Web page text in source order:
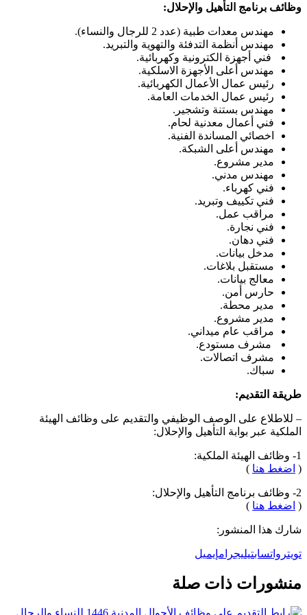
وظائف برنامج التأهيل والإحلال:
مهندس معدات طبية (عدد 2 للرجال والنساء).
مهندس أنظمة التدفئة والتهوية والتبريد.
فني أجهزة الكترونية وكهربائية.
مهندس أعلى الأجهزة الاسلكية.
رئيس عمال الأعمال الكهربائية.
رئيس عمال الخدمات العامة.
مهندس بستنة وتشجير.
فني أعمال معدنية لحام.
اخصائي المساندة الفنية.
مهندس أعلى الشبكة.
مدير مشروع.
مهندس مدني.
فني كهرباء.
فني تكييف وتبريد.
مراقب عمل.
فني نجارة.
فني دهان.
مدخل بيانات.
مستقبل بلاغات.
معالج بيانات.
حارس أمن.
مدير محطة.
مدير مشروع.
مراقب عام ميداني.
مشرف مستودع.
مشرف اتصالات.
سباك.
طريقة التقديم:
– للاطلاع على الوصف الوظيفي والتقديم على وظائف الهيئة
الملكية عبر بوابة التأهيل والإحلال:
1- وظائف الهيئة الملكية:
( اضغط هنا )
2- وظائف برنامج التأهيل والإحلال:
( اضغط هنا )
شارك هذا المنشور:
تويتر واتسابتيليجرامإيميل
منشورات ذات صلة